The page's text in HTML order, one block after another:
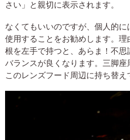
さい」と親切に表示されます。
なくてもいいのですが、個人的
使用することをお勧めします。
根を左手で持つと、あらま！不
バランスが良くなります。三脚
このレンズフード周辺に持ち替え